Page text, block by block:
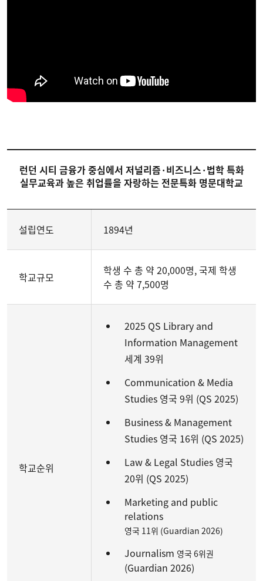
런던 시티 금융가 중심에서 저널리즘·비즈니스·법학 특화
실무교육과 높은 취업률을 자랑하는 전문특화 명문대학교
설립연도 1894년
학교규모
학생 수 총 약 20,000명, 국제 학생
수 총 약 7,500명
학교순위
2025 QS Library and
Information Management
세계 39위
Communication & Media
Studies 영국 9위 (QS 2025)
Business & Management
Studies 영국 16위 (QS 2025)
Law & Legal Studies 영국
20위 (QS 2025)
Marketing and public
relations
영국 11위 (Guardian 2026)
Journalism 영국 6위권
(Guardian 2026)